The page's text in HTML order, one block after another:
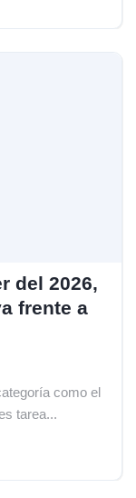
del 2026,
frente a
como el
tarea...